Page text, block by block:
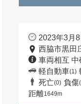
2023年3月
西脇市黒田
車両相互 中
軽自動車(1)
死亡(0) 負傷
距離1649m